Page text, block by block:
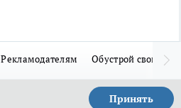
Рекламодателям Обустрой свой дом
Принять